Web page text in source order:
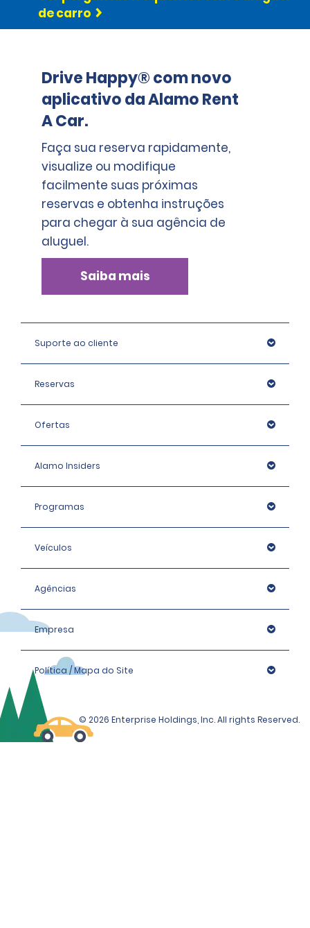
de carro
Drive Happy® com novo
aplicativo da Alamo Rent
A Car.
Faça sua reserva rapidamente,
visualize ou modifique
facilmente suas próximas
reservas e obtenha instruções
para chegar à sua agência de
aluguel.
Saiba mais
Suporte ao cliente
Reservas
Ofertas
Alamo Insiders
Programas
Veículos
Agências
Empresa
Política / Mapa do Site
© 2026 Enterprise Holdings, Inc. All rights Reserved.